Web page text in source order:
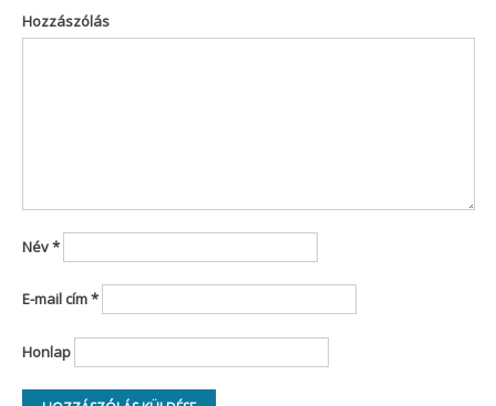
Hozzászólás
Név*
E-mail cím*
Honlap